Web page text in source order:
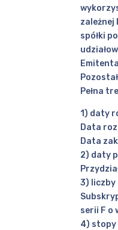
zależnej
spółki
Pełna
1) daty
Data
Data
2) daty
3) liczby
serii F o
4) stopy